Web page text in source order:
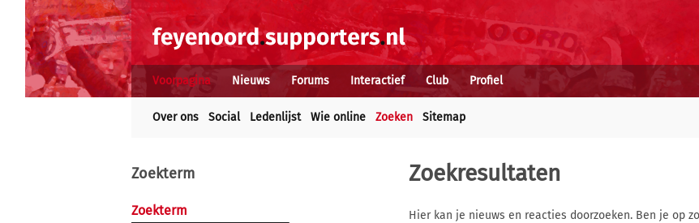
Voorpagina Nieuws Forums Interactief Club Profiel
Over ons Social Ledenlijst Wie online Zoeken Sitemap
Zoekterm
Zoekterm
Zoekresultaten
Hier kan je nieuws en reacties doorzoeken. Ben je op